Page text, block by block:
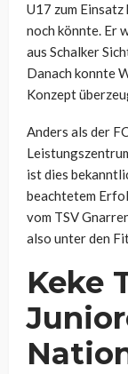
U17 zum
noch könnte. Er
aus Schalker
Danach konnte
Konzept
Anders als der
ist dies
beachtetem
vom TSV
also unter den
Keke